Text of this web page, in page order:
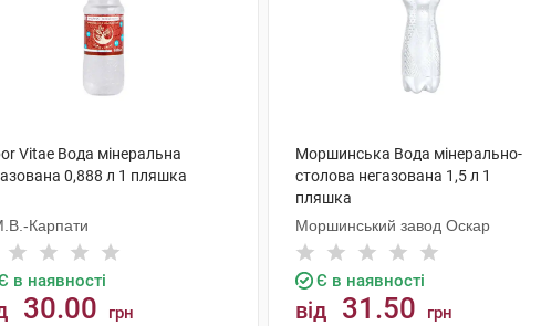
Vitae Вода мінеральна
0,888 л 1 пляшка
Карпати
в наявності
30.00 грн
Моршинська Вода мінерально-
столова негазована 1,5 л 1
пляшка
Моршинський завод Оскар
Є в наявності
від 31.50 грн